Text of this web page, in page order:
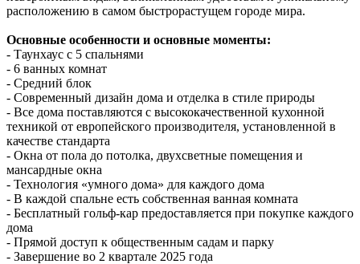
расположению в самом быстрорастущем городе мира.
Основные особенности и основные моменты:
- Таунхаус с 5 спальнями
- 6 ванных комнат
- Средний блок
- Современный дизайн дома и отделка в стиле природы
- Все дома поставляются с высококачественной кухонной
техникой от европейского производителя, установленной в
качестве стандарта
- Окна от пола до потолка, двухсветные помещения и
мансардные окна
- Технология «умного дома» для каждого дома
- В каждой спальне есть собственная ванная комната
- Бесплатный гольф-кар предоставляется при покупке каждого
дома
- Прямой доступ к общественным садам и парку
- Завершение во 2 квартале 2025 года